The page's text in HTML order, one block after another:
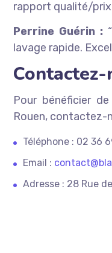
rapport qualité/
Perrine Guérin :
lavage rapide.
Contactez-
Pour bénéficier
Rouen, contactez-
Téléphone : 02 36
Email :
Adresse : 28 Rue